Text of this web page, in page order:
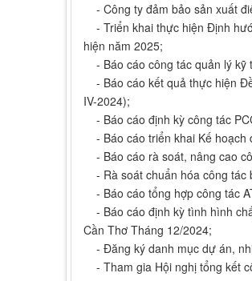
- Công ty đảm bảo sản xuất
- Triển khai thực hiện Định
hiện năm 2025;
- Báo cáo công tác quản lý kỹ
- Báo cáo kết quả thực hiện
IV-2024);
- Báo cáo định kỳ công tác
- Báo cáo triển khai Kế hoạch
- Báo cáo rà soát, nâng cao
- Rà soát chuẩn hóa công tác
- Báo cáo tổng hợp công tác
- Báo cáo định kỳ tình hình
Cần Thơ Tháng 12/2024;
- Đăng ký danh mục dự án,
- Tham gia Hội nghị tổng kết